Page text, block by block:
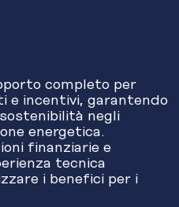
completo per
e incentivi, garantendo
negli
energetica.
finanziarie e
tecnica
i benefici per i